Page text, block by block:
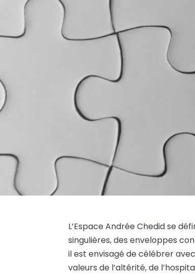
L’Espace Andrée Chedid se
singulières, des enveloppes
il est envisagé de célébrer
valeurs de l’altérité, de